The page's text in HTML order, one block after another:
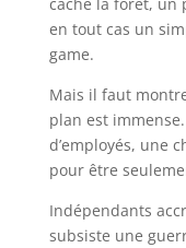
en tout cas un
game.
Mais il faut
plan est
d’employés, une
pour être
Indépendants
subsiste une